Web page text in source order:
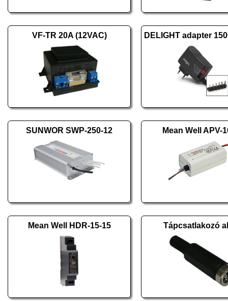
VF-TR 20A (12VAC)
SUNWOR SWP-250-12 Mean Well APV-
Mean Well HDR-15-15 Tápcsatlakozó